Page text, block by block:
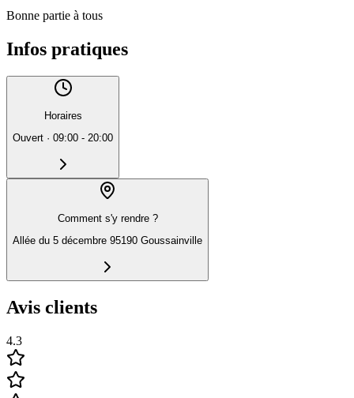
Bonne partie à tous
Infos pratiques
Horaires
Ouvert · 09:00 - 20:00
Comment s'y rendre ?
Allée du 5 décembre 95190 Goussainville
Avis clients
4.3